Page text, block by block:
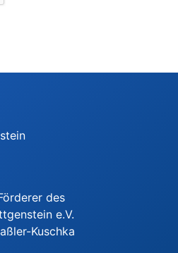
des
e.V.
Kuschka